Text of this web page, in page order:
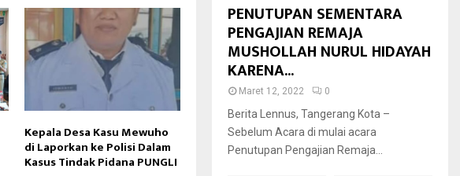
Kepala Desa Kasu Mewuho
di Laporkan ke Polisi Dalam
Kasus Tindak Pidana PUNGLI
PENUTUPAN SEMENTARA
PENGAJIAN REMAJA
MUSHOLLAH NURUL HIDAYAH
KARENA...
Maret 12, 2022 0
Berita Lennus, Tangerang Kota –
Sebelum Acara di mulai acara
Penutupan Pengajian Remaja...